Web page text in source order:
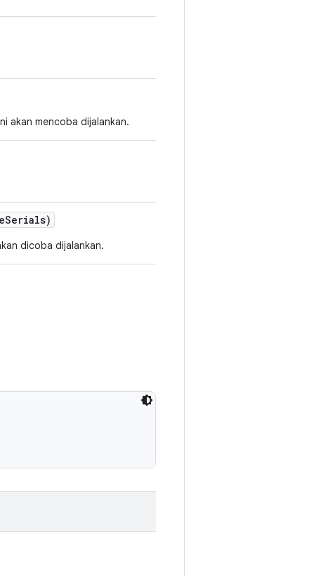
akan mencoba dijalankan.
Serials)
dicoba dijalankan.